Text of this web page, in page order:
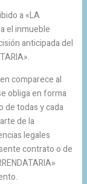
a «LA
el inmueble
anticipada del
comparece al
obliga en forma
de todas y cada
de la
legales
contrato o de